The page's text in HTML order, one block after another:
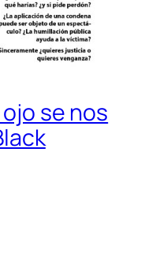
se nos